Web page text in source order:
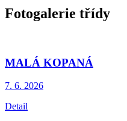
Fotogalerie třídy
MALÁ KOPANÁ
7. 6. 2026
Detail